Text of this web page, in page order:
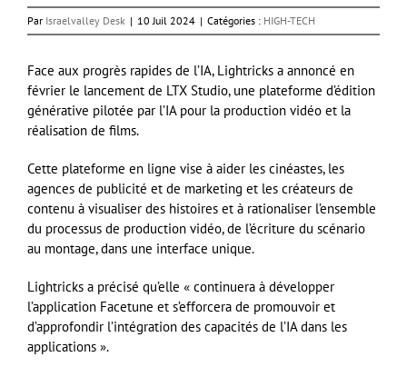
Par Israelvalley Desk | 10 Juil 2024 | Catégories : HIGH-TECH
Face aux progrès rapides de l’IA, Lightricks a annoncé en
février le lancement de LTX Studio, une plateforme d’édition
générative pilotée par l’IA pour la production vidéo et la
réalisation de films.
Cette plateforme en ligne vise à aider les cinéastes, les
agences de publicité et de marketing et les créateurs de
contenu à visualiser des histoires et à rationaliser l’ensemble
du processus de production vidéo, de l’écriture du scénario
au montage, dans une interface unique.
Lightricks a précisé qu’elle « continuera à développer
l’application Facetune et s’efforcera de promouvoir et
d’approfondir l’intégration des capacités de l’IA dans les
applications ».